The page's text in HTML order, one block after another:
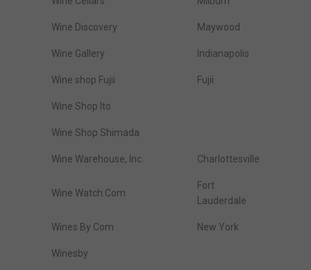
Wine Discovery Maywood
Wine Gallery Indianapolis
Wine shop Fujii Fujii
Wine Shop Ito
Wine Shop Shimada
Wine Warehouse, Inc. Charlottesville
Wine Watch.Com
Fort
Lauderdale
Wines By Com New York
Winesby